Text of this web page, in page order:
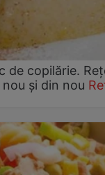
de copilărie.
și din nou